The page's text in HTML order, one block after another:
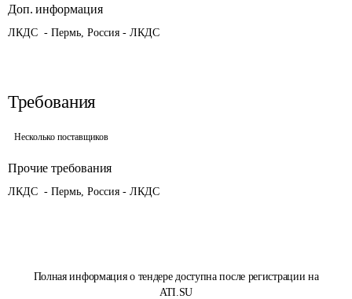
Полная информация о тендере доступна после регистрации на
ATI.SU
Доп. информация
ЛКДС  - Пермь, Россия - ЛКДС
Требования
Несколько поставщиков
Прочие требования
ЛКДС  - Пермь, Россия - ЛКДС